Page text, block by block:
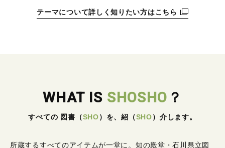
テーマについて詳しく知りたい方はこちら
WHAT IS SHOSHO ？
すべての 図書 （SHO） を、紹 （SHO） 介します。
所蔵するすべてのアイテムが一堂に。 知の殿堂・石川県立図